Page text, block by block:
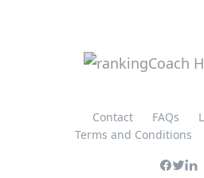
Contact FAQs
Terms and Conditions